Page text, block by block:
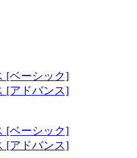
[ベーシック]
[アドバンス]
[ベーシック]
[アドバンス]